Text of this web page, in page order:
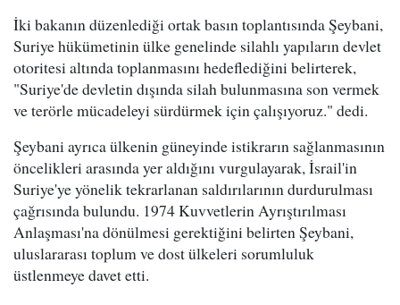
İki bakanın düzenlediği ortak basın toplantısında Şeybani,
Suriye hükümetinin ülke genelinde silahlı yapıların devlet
otoritesi altında toplanmasını hedeflediğini belirterek,
"Suriye'de devletin dışında silah bulunmasına son vermek
ve terörle mücadeleyi sürdürmek için çalışıyoruz." dedi.
Şeybani ayrıca ülkenin güneyinde istikrarın sağlanmasının
öncelikleri arasında yer aldığını vurgulayarak, İsrail'in
Suriye'ye yönelik tekrarlanan saldırılarının durdurulması
çağrısında bulundu. 1974 Kuvvetlerin Ayrıştırılması
Anlaşması'na dönülmesi gerektiğini belirten Şeybani,
uluslararası toplum ve dost ülkeleri sorumluluk
üstlenmeye davet etti.